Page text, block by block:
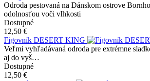
Odroda pestovaná na Dánskom ostrove
odolnosťou voči vlhkosti
Dostupné
12,50 €
Figovník DESERT KING
Veľmi vyhľadávaná odroda pre extrémne
aj do vyš…
Dostupné
12,50 €